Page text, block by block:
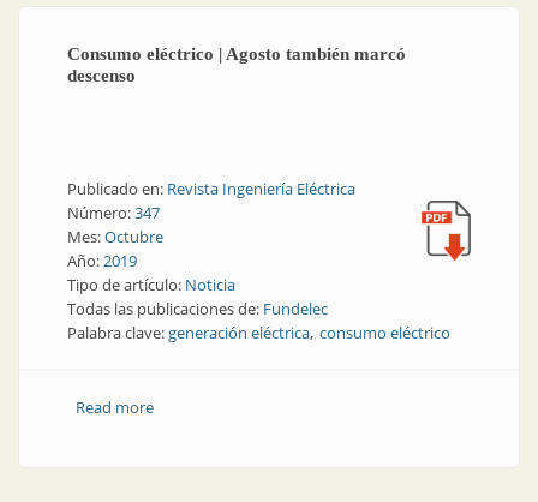
Consumo eléctrico | Agosto también marcó
descenso
Publicado en: Revista Ingeniería Eléctrica
Número:347
Mes:Octubre
Año:2019
Tipo de artículo: Noticia
Todas las publicaciones de: Fundelec
Palabra clave:generación eléctrica consumo eléctrico
Read moreabout Consumo eléctrico | Agosto también marcó